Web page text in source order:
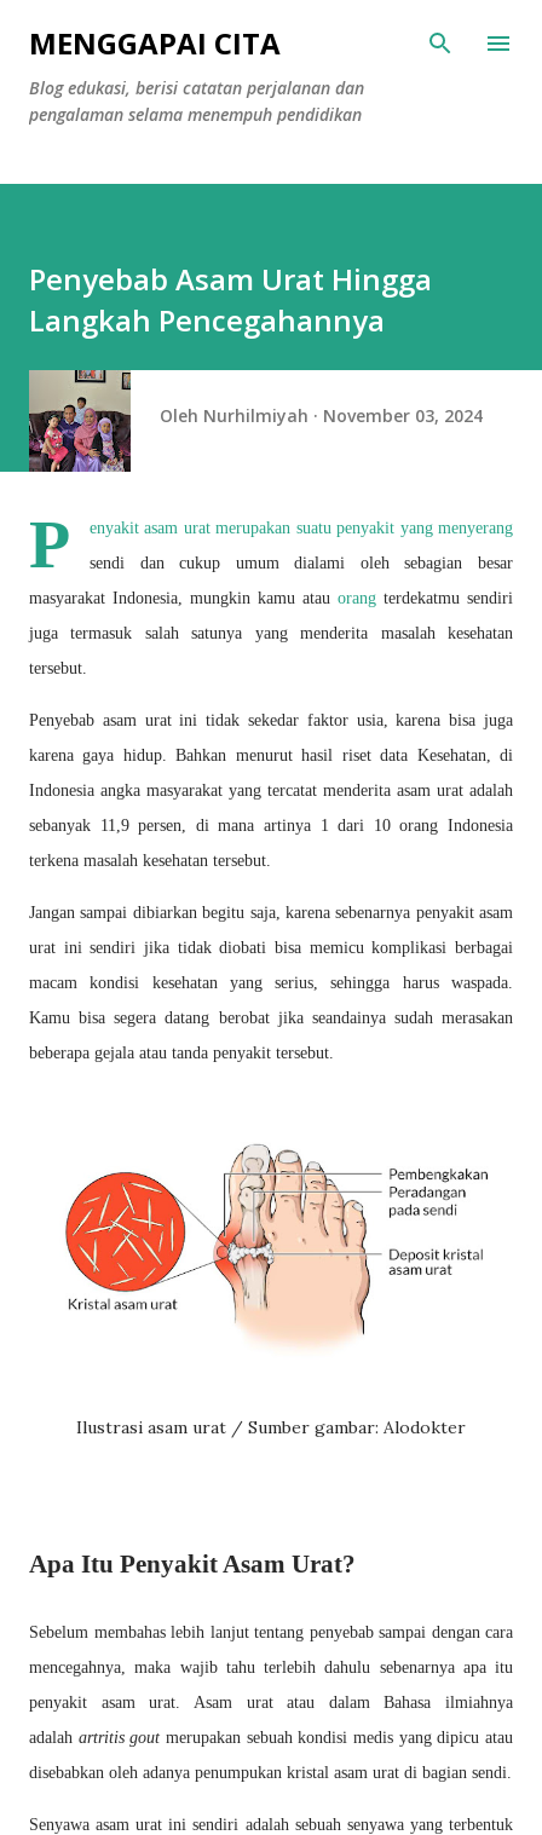
Langsung ke konten utama
MENGGAPAI CITA
Blog edukasi, berisi catatan perjalanan dan
pengalaman selama menempuh pendidikan
Penyebab Asam Urat Hingga
Langkah Pencegahannya
Oleh Nurhilmiyah November 03, 2024
P enyakitasam uratmerupakan suatu penyakit yang menyerang
sendi dan cukup umum dialami olehsebagian besar
masyarakat Indonesia, mungkin kamu atau orang terdekatmu sendiri
juga termasuk salah satunya yang menderita masalah kesehatan
tersebut.
Penyebab asam urat ini tidak sekedar faktor usia, karena bisa juga
karena gaya hidup. Bahkan menurut hasil riset data Kesehatan, di
Indonesia angka masyarakat yang tercatat menderita asam urat adalah
sebanyak 11,9 persen, di mana artinya 1 dari 10orang Indonesia
terkena masalah kesehatan tersebut.
Jangan sampai dibiarkan begitu saja, karena sebenarnya penyakit asam
urat ini sendiri jika tidak diobati bisa memicu komplikasi berbagai
macam kondisi kesehatan yang serius, sehingga harus waspada.
Kamubisa segera datang berobat jika seandainya sudah merasakan
beberapa gejala atau tanda penyakit tersebut.
Ilustrasi asam urat / Sumber gambar: Alodokter
Apa Itu Penyakit Asam Urat?
Sebelum membahas lebih lanjut tentang penyebab sampai dengan cara
mencegahnya, maka wajib tahu terlebih dahulu sebenarnya apa itu
penyakit asam urat. Asam urat atau dalam Bahasa ilmiahnya
adalah artritis gout merupakan sebuah kondisi medis yang dipicu atau
disebabkan oleh adanya penumpukan kristal asam urat di bagian sendi.
Senyawa asam urat ini sendiri adalah sebuah senyawa yang terbentuk